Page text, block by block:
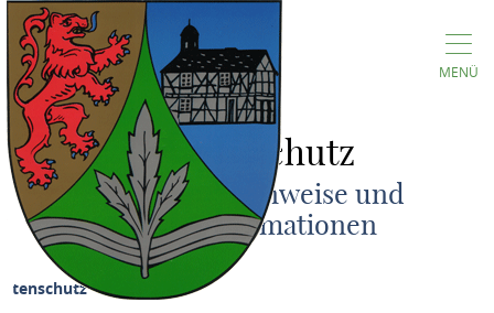
MENÜ
Datenschutz
Allgemeine Hinweise und
Pflichtinformationen